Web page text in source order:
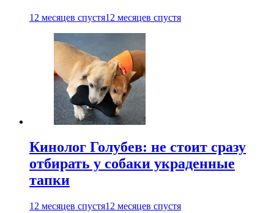
12 месяцев спустя12 месяцев спустя
Кинолог Голубев: не стоит сразу
отбирать у собаки украденные
тапки
12 месяцев спустя12 месяцев спустя